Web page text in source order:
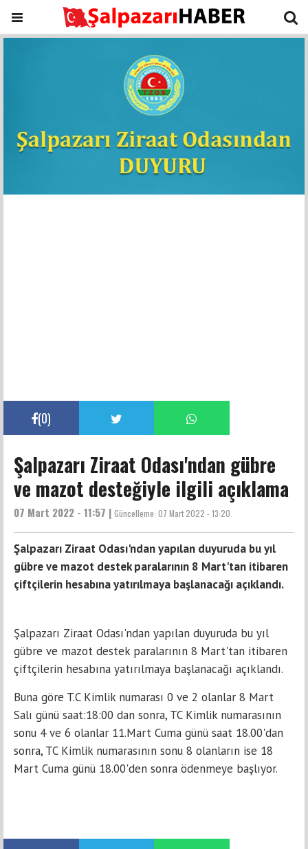
(0)
Şalpazarı Ziraat Odası'ndan gübre
ve mazot desteğiyle ilgili açıklama
07 Mart 2022 - 11:57 | Güncelleme: 07 Mart 2022 - 13:20
Şalpazarı Ziraat Odası'ndan yapılan duyuruda bu yıl
gübre ve mazot destek paralarının 8 Mart'tan itibaren
çiftçilerin hesabına yatırılmaya başlanacağı açıklandı.
Şalpazarı Ziraat Odası'ndan yapılan duyuruda bu yıl
gübre ve mazot destek paralarının 8 Mart'tan itibaren
çiftçilerin hesabına yatırılmaya başlanacağı açıklandı.
Buna göre T.C Kimlik numarası 0 ve 2 olanlar 8 Mart
Salı günü saat:18:00 dan sonra, TC Kimlik numarasının
sonu 4 ve 6 olanlar 11.Mart Cuma günü saat 18.00'dan
sonra, TC Kimlik numarasının sonu 8 olanların ise 18
Mart Cuma günü 18.00'den sonra ödenmeye başlıyor.